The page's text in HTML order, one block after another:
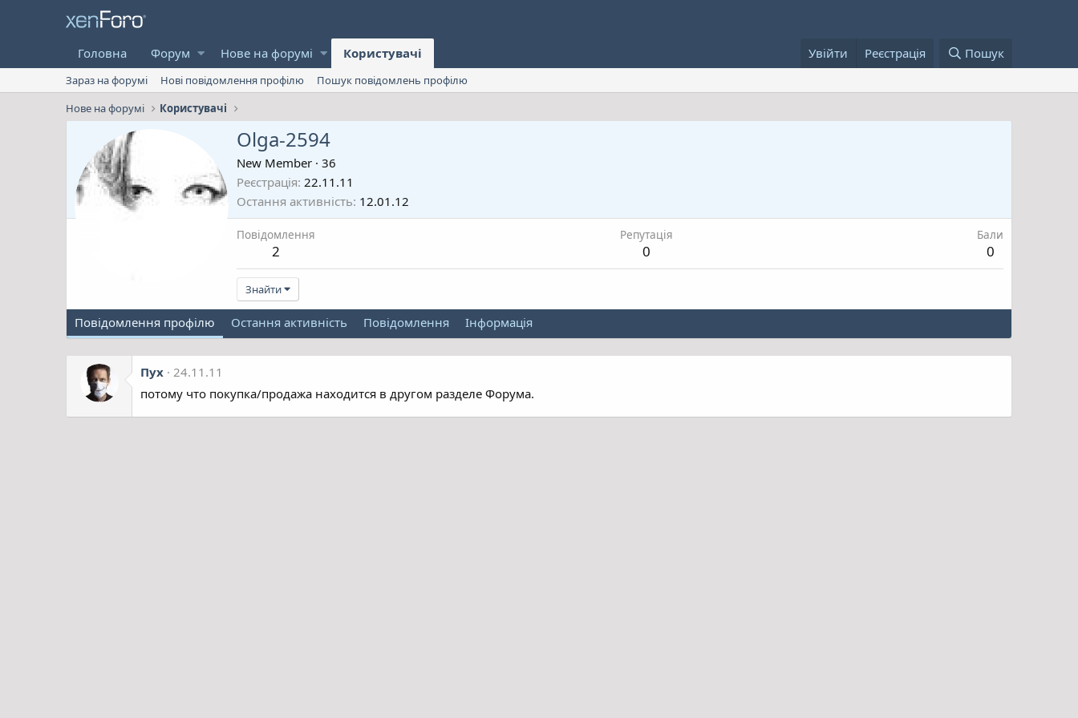
Головна Форум Нове на форумі Користувачі Увійти Реєстрація Пошук
Зараз на форумі Нові повідомлення профілю
Пошук повідомлень профілю
Нове на форумі
Користувачі
Olga-2594
New Member · 36
Реєстрація 22.11.11
Остання активність 12.01.12
Повідомлення
2
Репутація
0
Бали
0
Знайти
Повідомлення профілю Остання активність Повідомлення Інформація
Пух 24.11.11
потому что покупка/продажа находится в другом разделе Форума.